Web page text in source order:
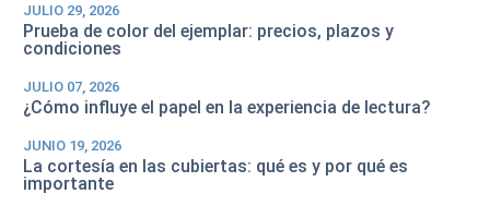
JULIO 29, 2026
Prueba de color del ejemplar: precios, plazos y
condiciones
JULIO 07, 2026
¿Cómo influye el papel en la experiencia de lectura?
JUNIO 19, 2026
La cortesía en las cubiertas: qué es y por qué es
importante